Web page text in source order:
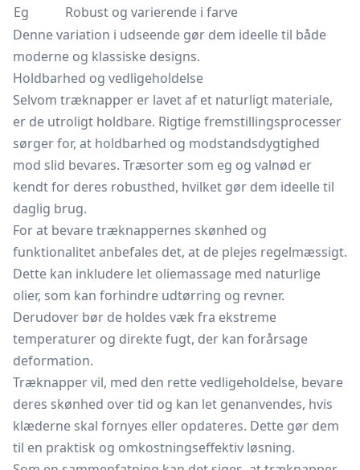
Eg
Robust og varierende i farve
Denne variation i udseende gør dem ideelle til både
moderne og klassiske designs.
Holdbarhed og vedligeholdelse
Selvom træknapper er lavet af et naturligt materiale,
er de utroligt holdbare. Rigtige fremstillingsprocesser
sørger for, at holdbarhed og modstandsdygtighed
mod slid bevares. Træsorter som eg og valnød er
kendt for deres robusthed, hvilket gør dem ideelle til
daglig brug.
For at bevare træknappernes skønhed og
funktionalitet anbefales det, at de plejes regelmæssigt.
Dette kan inkludere let oliemassage med naturlige
olier, som kan forhindre udtørring og revner.
Derudover bør de holdes væk fra ekstreme
temperaturer og direkte fugt, der kan forårsage
deformation.
Træknapper vil, med den rette vedligeholdelse, bevare
deres skønhed over tid og kan let genanvendes, hvis
klæderne skal fornyes eller opdateres. Dette gør dem
til en praktisk og omkostningseffektiv løsning.